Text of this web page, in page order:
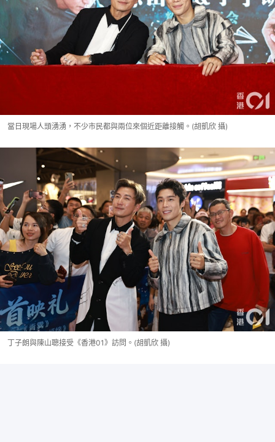
當日現場人頭湧湧，不少市民都與兩位來個近距離接觸。(胡凱欣 攝)
丁子朗與陳山聰接受《香港01》訪問。(胡凱欣 攝)